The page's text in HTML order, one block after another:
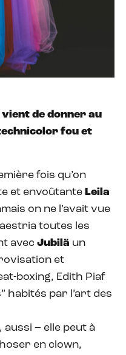
de donner au
fou et
fois qu’on
et envoûtante Leila
on ne l’avait vue
toutes les
avec Jubilä un
et
boxing, Edith Piaf
habités par l’art des
– elle peut à
en clown,